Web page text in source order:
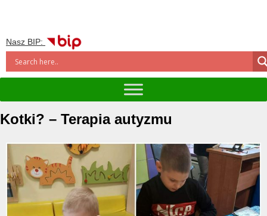
Nasz BIP:
Kotki? – Terapia autyzmu